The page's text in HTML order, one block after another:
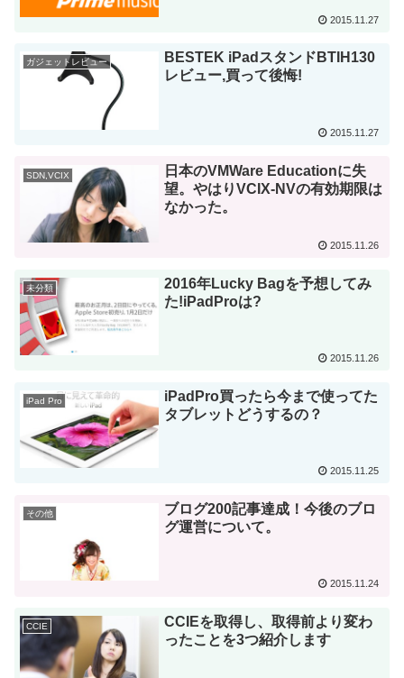
2015.11.27
ガジェットレビュー
BESTEK iPadスタンドBTIH130
レビュー,買って後悔!
2015.11.27
SDN,VCIX
日本のVMWare Educationに失
望。やはりVCIX-NVの有効期限は
なかった。
2015.11.26
未分類
2016年Lucky Bagを予想してみ
た!iPadProは?
2015.11.26
iPad Pro
iPadPro買ったら今まで使ってた
タブレットどうするの？
2015.11.25
その他
ブログ200記事達成！今後のブロ
グ運営について。
2015.11.24
CCIE
CCIEを取得し、取得前より変わ
ったことを3つ紹介します